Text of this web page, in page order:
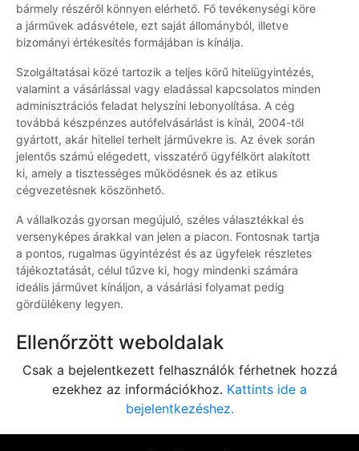
bármely részéről könnyen elérhető. Fő tevékenységi köre
a járművek adásvétele, ezt saját állományból, illetve
bizományi értékesítés formájában is kínálja.
Szolgáltatásai közé tartozik a teljes körű hitelügyintézés,
valamint a vásárlással vagy eladással kapcsolatos minden
adminisztrációs feladat helyszíni lebonyolítása. A cég
továbbá készpénzes autófelvásárlást is kínál, 2004-től
gyártott, akár hitellel terhelt járművekre is. Az évek során
jelentős számú elégedett, visszatérő ügyfélkört alakított
ki, amely a tisztességes működésnek és az etikus
cégvezetésnek köszönhető.
A vállalkozás gyorsan megújuló, széles választékkal és
versenyképes árakkal van jelen a piacon. Fontosnak tartja
a pontos, rugalmas ügyintézést és az ügyfelek részletes
tájékoztatását, célul tűzve ki, hogy mindenki számára
ideális járművet kínáljon, a vásárlási folyamat pedig
gördülékeny legyen.
Ellenőrzött weboldalak
Csak a bejelentkezett felhasználók férhetnek hozzá
ezekhez az információkhoz. Kattints ide a
bejelentkezéshez.